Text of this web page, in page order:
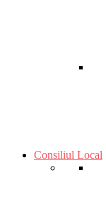
Consiliul Local